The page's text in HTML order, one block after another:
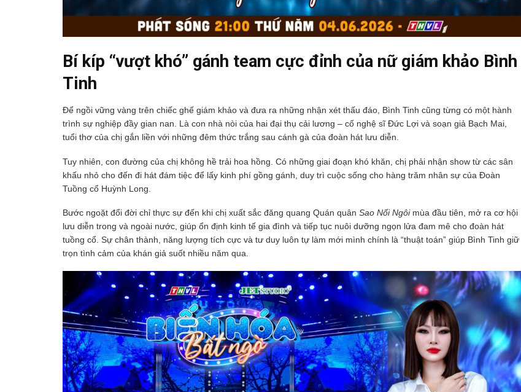
Bí kíp “vượt khó” gánh team cực đỉnh của nữ giám khảo Bình
Tinh
Để ngồi vững vàng trên chiếc ghế giám khảo và đưa ra những nhận xét thấu đáo, Bình Tinh cũng từng có một hành
trình sự nghiệp đầy gian nan. Là con nhà nòi của hai đại thụ cải lương – cố nghệ sĩ Đức Lợi và soạn giả Bạch Mai,
tuổi thơ của chị gắn liền với những đêm thức trắng sau cánh gà của đoàn hát lưu diễn.
Tuy nhiên, con đường của chị không hề trải hoa hồng. Có những giai đoạn khó khăn, chị phải nhận show từ các sân
khấu nhỏ cho đến đi hát đám tiệc để lấy kinh phí gồng gánh, duy trì cuộc sống cho hàng trăm nhân sự của Đoàn
Tuồng cổ Huỳnh Long.
Bước ngoặt đổi đời chỉ thực sự đến khi chị xuất sắc đăng quang Quán quân Sao Nối Ngôimùa đầu tiên, mở ra cơ hội
lưu diễn trong và ngoài nước, giúp ổn định kinh tế gia đình và tiếp tục nuôi dưỡng ngọn lửa đam mê cho đoàn hát
tuồng cổ. Sự chân thành, năng lượng tích cực và tư duy luôn tự làm mới mình chính là “thuật toán” giúp Bình Tinh giữ
trọn tình cảm của khán giả suốt nhiều năm qua.